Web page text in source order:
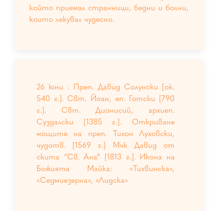
който приемал странници, бедни и болни,
които лекувал чудесно.
26 юни : Преп. Давид Солунски [ок.
540 г.]. Свт. Йоан, еп. Готски [790
г.]. Свт. Дионисий, архиеп.
Суздалски [1385 г.]. Откриване
мощите на преп. Тихон Луховски,
чудотв. [1569 г.] Мчк Давид от
скита “Св. Ана” [1813 г.]. Икона на
Божията Майка: «Тихвинска»,
«Седмиезерна», «Лидска»